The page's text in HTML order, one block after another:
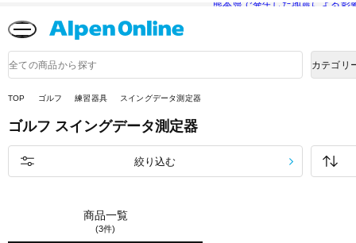
熊本県で発生した地震による影
品
検
カテゴリ
TOP ゴルフ 練習器具 スイングデータ測定器
ゴルフ スイングデータ測定器
商品一覧
(3件)
絞り込む